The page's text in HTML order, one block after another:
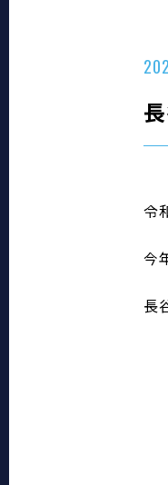
令
今
長